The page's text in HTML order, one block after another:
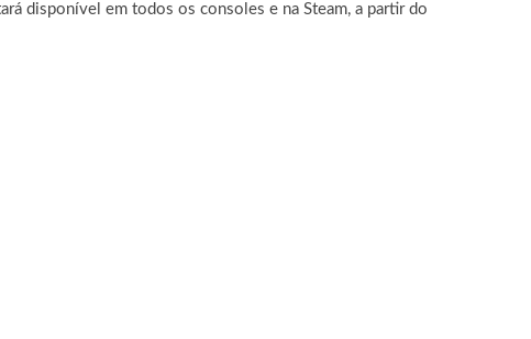
disponível em todos os consoles e na Steam, a partir do